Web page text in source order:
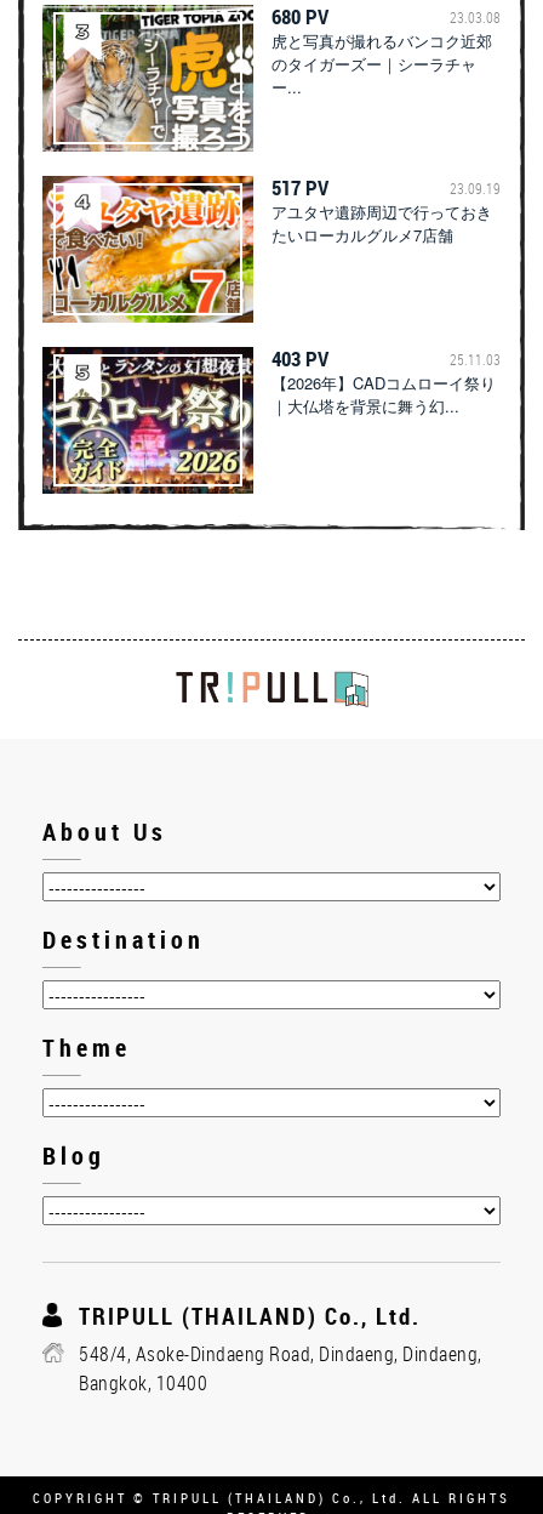
680 PV 23.03.08
虎と写真が撮れるバンコク近郊
のタイガーズー｜シーラチャ
ー...
517 PV 23.09.19
アユタヤ遺跡周辺で行っておき
たいローカルグルメ7店舗
403 PV 25.11.03
【2026年】CADコムローイ祭り
｜大仏塔を背景に舞う幻...
About Us
Destination
Theme
Blog
TRIPULL (THAILAND) Co., Ltd.
548/4, Asoke-Dindaeng Road, Dindaeng, Dindaeng,
Bangkok, 10400
COPYRIGHT © TRIPULL (THAILAND) Co., Ltd. ALL RIGHTS